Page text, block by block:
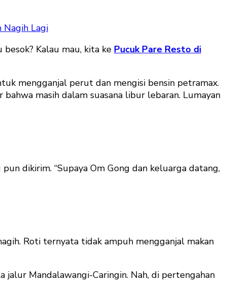
Nagih Lagi
besok? Kalau mau, kita ke Pucuk Pare Resto di
mengganjal perut dan mengisi bensin petramax.
masih dalam suasana libur lebaran. Lumayan
dikirim. “Supaya Om Gong dan keluarga datang,
Roti ternyata tidak ampuh mengganjal makan
Mandalawangi-Caringin. Nah, di pertengahan